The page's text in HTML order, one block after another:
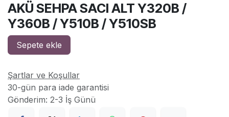
AKÜ SEHPA SACI ALT Y320B /
Y360B / Y510B / Y510SB
Sepete ekle
Şartlar ve Koşullar
30-gün para iade garantisi
Gönderim: 2-3 İş Günü